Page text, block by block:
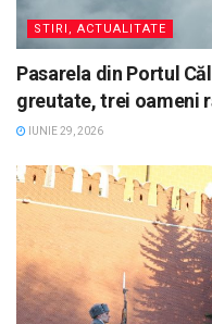
STIRI, ACTUALITATE
Pasarela din Portul
greutate, trei oameni
IUNIE 29, 2026